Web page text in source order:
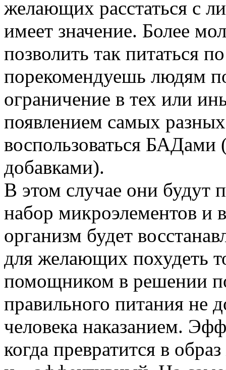
желающих расстаться с
имеет значение. Более
позволить так питаться
порекомендуешь людям
ограничение в тех или
появлением самых
воспользоваться
добавками).
В этом случае они будут
набор микроэлементов и
организм будет
для желающих похудеть
помощником в решении
правильного питания не
человека наказанием.
когда превратится в